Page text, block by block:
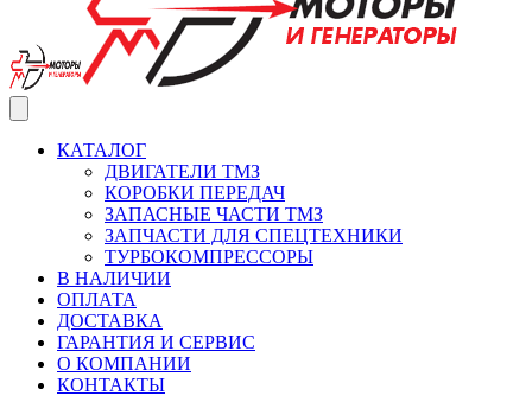
КАТАЛОГ
ДВИГАТЕЛИ ТМЗ
КОРОБКИ ПЕРЕДАЧ
ЗАПАСНЫЕ ЧАСТИ ТМЗ
ЗАПЧАСТИ ДЛЯ СПЕЦТЕХНИКИ
ТУРБОКОМПРЕССОРЫ
В НАЛИЧИИ
ОПЛАТА
ДОСТАВКА
ГАРАНТИЯ И СЕРВИС
О КОМПАНИИ
КОНТАКТЫ